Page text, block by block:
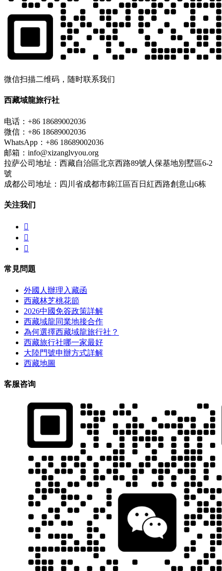
微信扫描二维码，随时联系我们
西藏域龍旅行社
电话：+86 18689002036
微信：+86 18689002036
WhatsApp：+86 18689002036
邮箱：info@xizanglvyou.org
拉萨公司地址：西藏自治區北京西路89號人保基地別墅區6-2
號
成都公司地址：四川省成都市錦江區百日紅西路創意山6栋
关注我们



常見問題
外國人辦理入藏函
西藏林芝桃花節
2026中國免簽政策詳解
西藏域龍同業地接合作
為何選擇西藏域龍旅行社？
西藏旅行社哪一家最好
大陸門號申辦方式詳解
西藏地圖
客服咨询